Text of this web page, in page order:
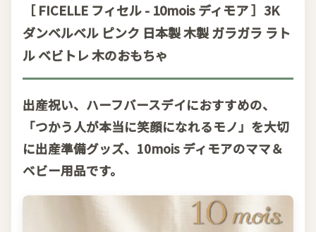
［ FICELLE フィセル - 10mois ディモア ］3K
ダンベルベル ピンク 日本製 木製 ガラガラ ラト
ル ベビトレ 木のおもちゃ
出産祝い、ハーフバースデイにおすすめの、
「つかう人が本当に笑顔になれるモノ」を大切
に出産準備グッズ、10mois ディモアのママ＆
ベビー用品です。